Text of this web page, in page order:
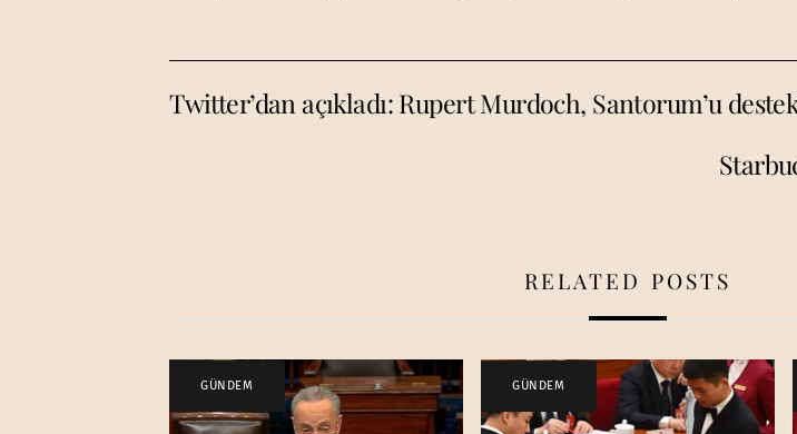
Twitter’dan açıkladı: Rupert Murdoch, Santorum’u
RELATED POSTS
GÜNDEM GÜNDEM